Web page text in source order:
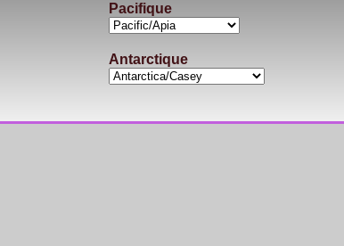
Pacifique
Antarctique